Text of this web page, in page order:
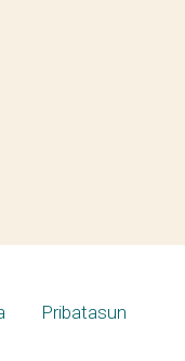
Pribatasun